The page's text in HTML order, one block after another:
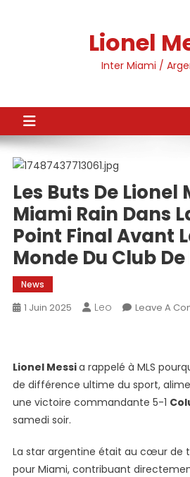
Lionel
Inter Miami /
Les Buts De Lionel
Miami Rain Dans
Point Final Avant
Monde Du Club De
News
1 Juin 2025 Leo Leave A
Lionel Messia rappelé à MLS
de différence ultime du sport,
une victoire commandante 5-1
samedi soir.
La star argentine était au cœur de
pour Miami, contribuant